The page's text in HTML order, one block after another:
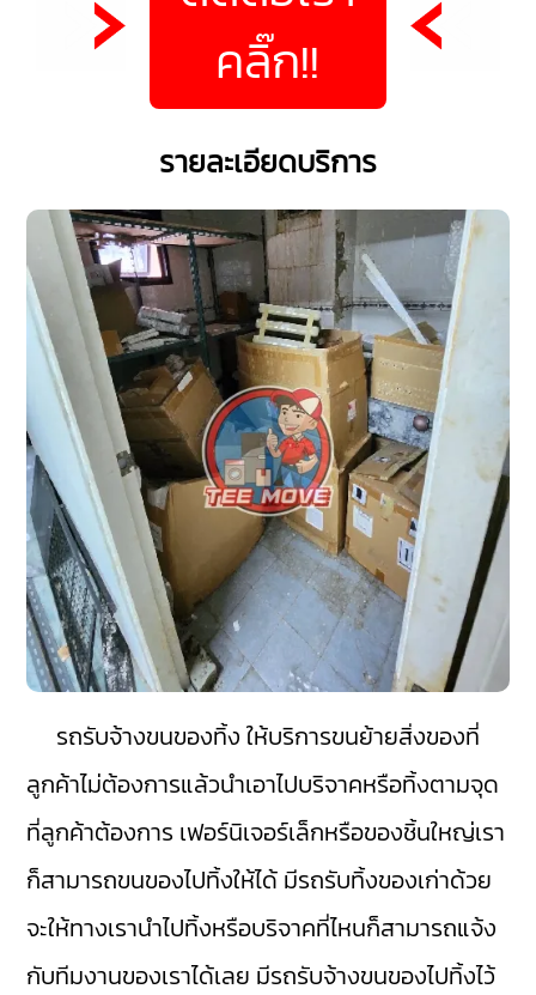
คลิ๊ก!!
รายละเอียดบริการ
รถรับจ้างขนของทิ้ง ให้บริการขนย้ายสิ่งของที่
ลูกค้าไม่ต้องการแล้วนำเอาไปบริจาคหรือทิ้งตามจุด
ที่ลูกค้าต้องการ เฟอร์นิเจอร์เล็กหรือของชิ้นใหญ่เรา
ก็สามารถขนของไปทิ้งให้ได้ มีรถรับทิ้งของเก่าด้วย
จะให้ทางเรานำไปทิ้งหรือบริจาคที่ไหนก็สามารถแจ้ง
กับทีมงานของเราได้เลย มีรถรับจ้างขนของไปทิ้งไว้